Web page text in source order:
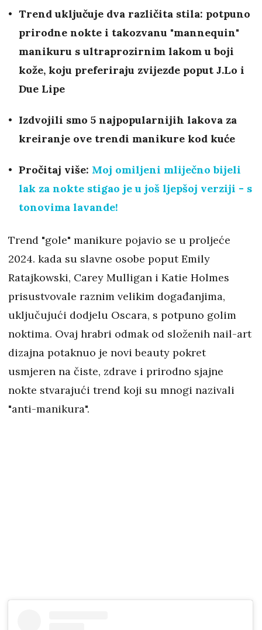
Trend uključuje dva različita stila: potpuno
prirodne nokte i takozvanu "mannequin"
manikuru s ultraprozirnim lakom u boji
kože, koju preferiraju zvijezde poput J.Lo i
Due Lipe
Izdvojili smo 5 najpopularnijih lakova za
kreiranje ove trendi manikure kod kuće
Pročitaj više: Moj omiljeni mliječno bijeli
lak za nokte stigao je u još ljepšoj verziji - s
tonovima lavande!
Trend "gole" manikure pojavio se u proljeće
2024. kada su slavne osobe poput Emily
Ratajkowski, Carey Mulligan i Katie Holmes
prisustvovale raznim velikim događanjima,
uključujući dodjelu Oscara, s potpuno golim
noktima. Ovaj hrabri odmak od složenih nail-art
dizajna potaknuo je novi beauty pokret
usmjeren na čiste, zdrave i prirodno sjajne
nokte stvarajući trend koji su mnogi nazivali
"anti-manikura".